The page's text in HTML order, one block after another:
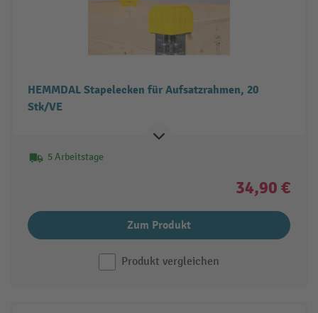
HEMMDAL Stapelecken für Aufsatzrahmen, 20
Stk/VE
5 Arbeitstage
34,90 €
Zum Produkt
Produkt vergleichen